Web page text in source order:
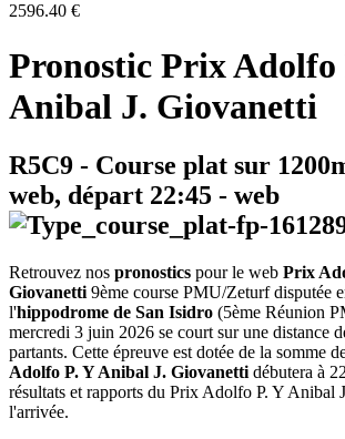
2596.40 €
Pronostic Prix Adolfo
Anibal J. Giovanetti
R5C9 - Course plat sur
web, départ 22:45 - web
Retrouvez nos pronostics pour le web Prix
Giovanetti 9ème course PMU/Zeturf disputée
l'hippodrome de San Isidro (5ème Réunion
mercredi 3 juin 2026 se court sur une distance
partants. Cette épreuve est dotée de la somme
Adolfo P. Y Anibal J. Giovanetti débutera à
résultats et rapports du Prix Adolfo P. Y Anibal
l'arrivée.